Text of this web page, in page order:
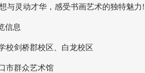
与灵动才华，感受书画艺术的独特魅力!
息
剑桥郡校区、白龙校区
群众艺术馆